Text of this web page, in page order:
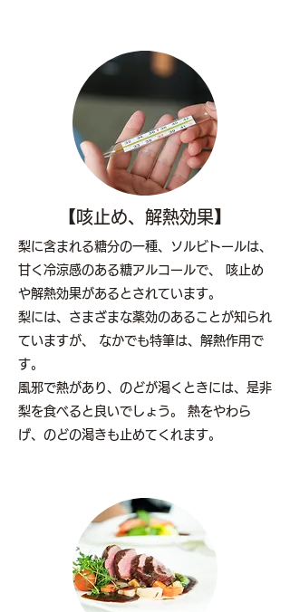
【咳止め、解熱効果】
梨に含まれる糖分の一種、ソルビトールは、
甘く冷涼感のある糖アルコールで、 咳止め
や解熱効果があるとされています。
梨には、さまざまな薬効のあることが知られ
ていますが、 なかでも特筆は、解熱作用で
す。
風邪で熱があり、のどが渇くときには、是非
梨を食べると良いでしょう。 熱をやわら
げ、のどの渇きも止めてくれます。